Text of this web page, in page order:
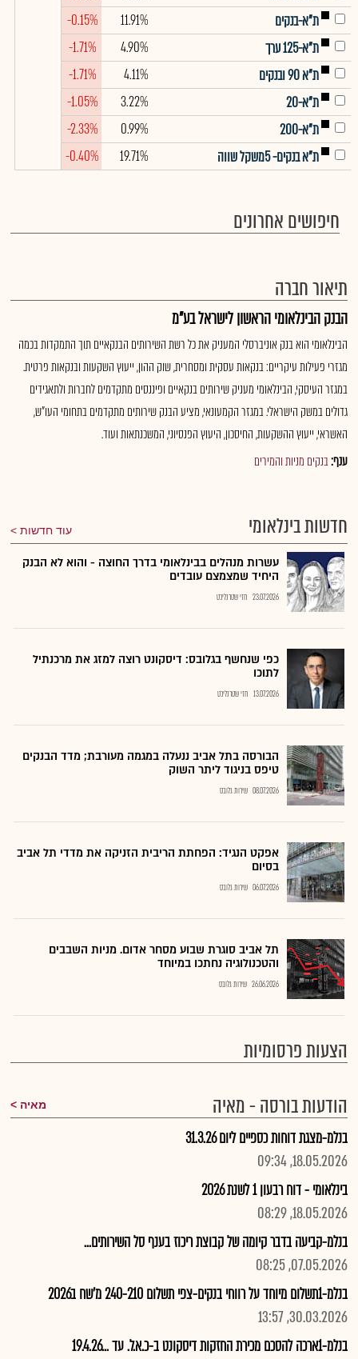
ת"א-בנקים
11.91%
-0.15%
ת"א-125 ערך
4.90%
-1.71%
ת"א 90 ובנקים
4.11%
-1.71%
ת"א-20
3.22%
-1.05%
ת"א-200
0.99%
-2.33%
ת"א בנקים- 5משקל שווה
19.71%
-0.40%
חיפושים אחרונים
תיאור חברה
הבנק הבינלאומי הראשון לישראל בע"מ
הבינלאומי הוא בנק אוניברסלי המעניק את כל רשת השירותים הבנקאיים תוך התמקדות בכמה
מגזרי פעילות עיקריים: בנקאות עסקית ומסחרית, שוק ההון, ייעוץ השקעות ובנקאות פרטית.
במגזר העיסקי, הבינלאומי מעניק שירותים בנקאיים ופיננסים מתקדמים לחברות ולתאגידים
גדולים במשק הישראלי. במגזר הקמעונאי, מציע הבנק שירותים מתקדמים בתחומי העו"ש,
האשראי, ייעוץ ההשקעות, החיסכון, היעוץ הפנסיוני, המשכנתאות ועוד.
ענף:בנקים מניות והמירים
חדשות בינלאומי עוד חדשות
עשרות מנהלים בבינלאומי בדרך החוצה - והוא לא הבנק
היחיד שמצמצם עובדים
23.07.2026 חזי שטרנליכט
כפי שנחשף בגלובס: דיסקונט רוצה למזג את מרכנתיל
לתוכו
13.07.2026 חזי שטרנליכט
הבורסה בתל אביב ננעלה במגמה מעורבת; מדד הבנקים
טיפס בניגוד ליתר השוק
08.07.2026 שירות גלובס
אפקט הנגיד: הפחתת הריבית הזניקה את מדדי תל אביב
בסיום
06.07.2026 שירות גלובס
תל אביב סוגרת שבוע מסחר אדום. מניות השבבים
והטכנולוגיה נחתכו במיוחד
26.06.2026 שירות גלובס
הצעות פרסומיות
הודעות בורסה - מאיה
מאיה
בנלמ-מצגת דוחות כספיים ליום 31.3.26
18.05.2026, 09:34
בינלאומי - דוח רבעון 1 לשנת 2026
18.05.2026, 08:29
בנלמ-קביעה בדבר קיומה של קבוצת ריכוז בענף סל השירותים...
07.05.2026, 08:25
בנלמ-1תשלום מיוחד על רווחי בנקים-צפי תשלום 240-210 מ'שח ב2026
30.03.2026, 13:57
בנלמ-1ארכה להסכם מכירת החזקות דיסקונט ב-כ.א.ל. עד ...19.4.26